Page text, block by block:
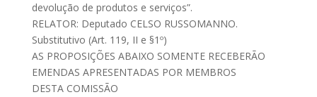
devolução de produtos e serviços”.
RELATOR: Deputado CELSO RUSSOMANNO.
Substitutivo (Art. 119, II e §1º)
AS PROPOSIÇÕES ABAIXO SOMENTE RECEBERÃO
EMENDAS APRESENTADAS POR MEMBROS
DESTA COMISSÃO